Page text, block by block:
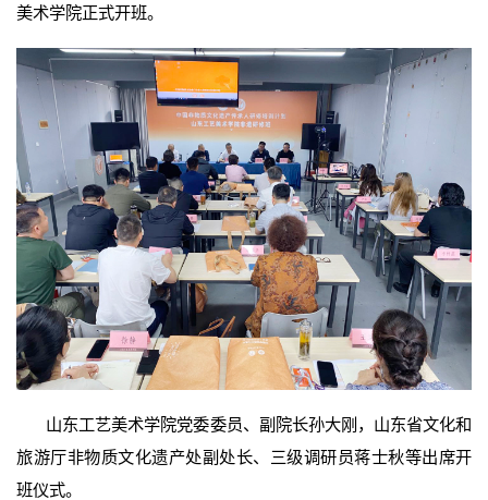
美术学院正式开班。
山东工艺美术学院党委委员、副院长孙大刚，山东省文化和
旅游厅非物质文化遗产处副处长、三级调研员蒋士秋等出席开
班仪式。